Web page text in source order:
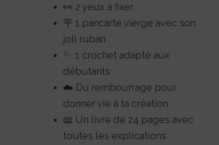
👀 2 yeux à fixer
🪧 1 pancarte vierge avec son
joli ruban
🪡 1 crochet adapté aux
débutants
☁️ Du rembourrage pour
donner vie à ta création
📖 Un livre de 24 pages avec
toutes les explications